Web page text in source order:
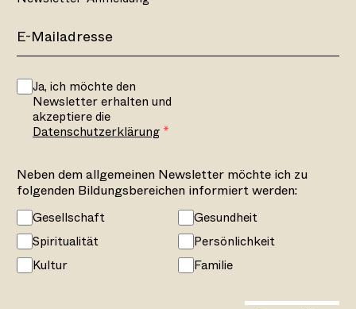
Ja, ich möchte den
Newsletter erhalten und
akzeptiere die
Datenschutzerklärung
Neben dem allgemeinen Newsletter möchte ich zu
folgenden Bildungsbereichen informiert werden:
Gesellschaft
Gesundheit
Spiritualität
Persönlichkeit
Kultur
Familie